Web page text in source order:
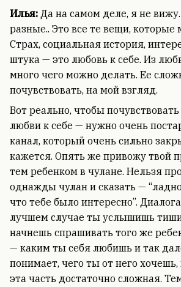
Илья: Да на самом деле, я не
разные.. Это все те вещи, которые
Страх, социальная история,
штука — это любовь к себе. Из
много чего можно делать. Ее
почувствовать, на мой взгляд.
Вот реально, чтобы
любви к себе — нужно очень
канал, который очень сильно
кажется. Опять же привожу твой
тем ребенком в чулане. Нельзя
однажды чулан и сказать —
что тебе было интересно”.
лучшем случае ты услышишь
начнешь спрашивать того же
— каким ты себя любишь и так
понимает, чего ты от него
эта часть достаточно сложная.